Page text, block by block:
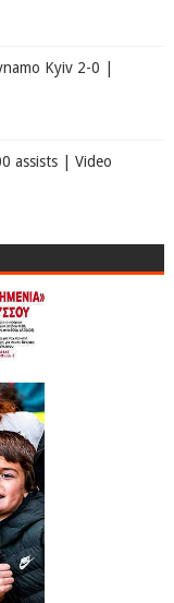
Kyiv 2-0 |
assists | Video